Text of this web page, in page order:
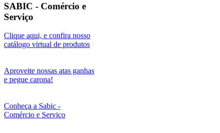
SABIC - Comércio e
Serviço
Clique aqui, e confira nosso
catálogo virtual de produtos
Aproveite nossas atas ganhas
e pegue carona!
Conheça a Sabic -
Comércio e Serviço